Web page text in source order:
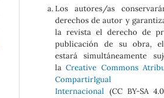
Los autores/as
derechos de autor y
la revista el derecho de
publicación de su obra,
estará simultáneamente
laCreative Commons
CompartirIgual
Internacional (CC BY-SA